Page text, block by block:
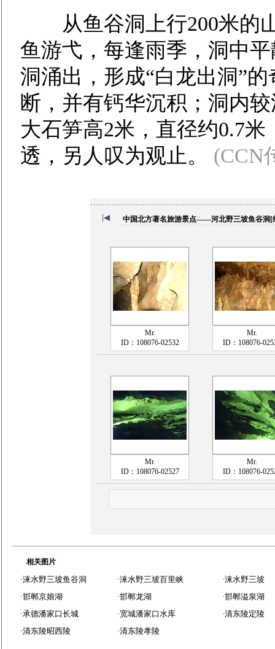
从鱼谷洞上行200米的
鱼游弋，每逢雨季，洞中
洞涌出，形成“白龙出洞”
断，并有钙华沉积；洞内
大石笋高2米，直径约0.7
透，另人叹为观止。
(CCN
中国北方著名旅游景点——河北野三坡鱼谷洞[
Mr.
ID：108076-02532
Mr.
ID：108076-
Mr.
ID：108076-02527
Mr.
ID：108076-
相关图片
·涞水野三坡鱼谷洞
·邯郸京娘湖
·承德潘家口长城
·清东陵昭西陵
·涞水野三坡百里峡
·邯郸龙湖
·宽城潘家口水库
·清东陵孝陵
·涞水野三坡
·邯郸溢泉湖
·清东陵定陵